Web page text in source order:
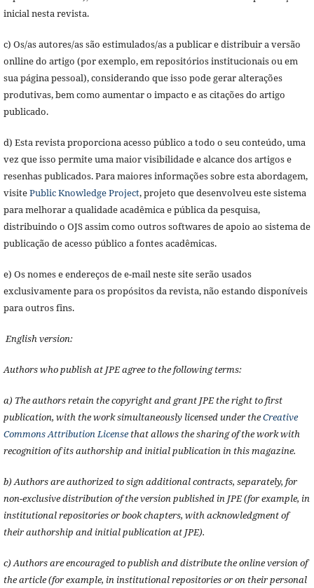
inicial nesta revista.
c) Os/as autores/as são estimulados/as a publicar e distribuir a versão
onlline do artigo (por exemplo, em repositórios institucionais ou em
sua página pessoal), considerando que isso pode gerar alterações
produtivas, bem como aumentar o impacto e as citações do artigo
publicado.
d) Esta revista proporciona acesso público a todo o seu conteúdo, uma
vez que isso permite uma maior visibilidade e alcance dos artigos e
resenhas publicados. Para maiores informações sobre esta abordagem,
visitePublic Knowledge Project, projeto que desenvolveu este sistema
para melhorar a qualidade acadêmica e pública da pesquisa,
distribuindo o OJS assim como outros softwares de apoio ao sistema de
publicação de acesso público a fontes acadêmicas.
e) Os nomes e endereços de e-mail neste site serão usados
exclusivamente para os propósitos da revista, não estando disponíveis
para outros fins.
English version:
Authors who publish at JPE agree to the following terms:
a) The authors retain the copyright and grant JPE the right to first
publication, with the work simultaneously licensed under theCreative
Commons Attribution Licensethat allows the sharing of the work with
recognition of its authorship and initial publication in this magazine.
b) Authors are authorized to sign additional contracts, separately, for
non-exclusive distribution of the version published in JPE (for example, in
institutional repositories or book chapters, with acknowledgment of
their authorship and initial publication at JPE).
c) Authors are encouraged to publish and distribute the online version of
the article (for example, in institutional repositories or on their personal